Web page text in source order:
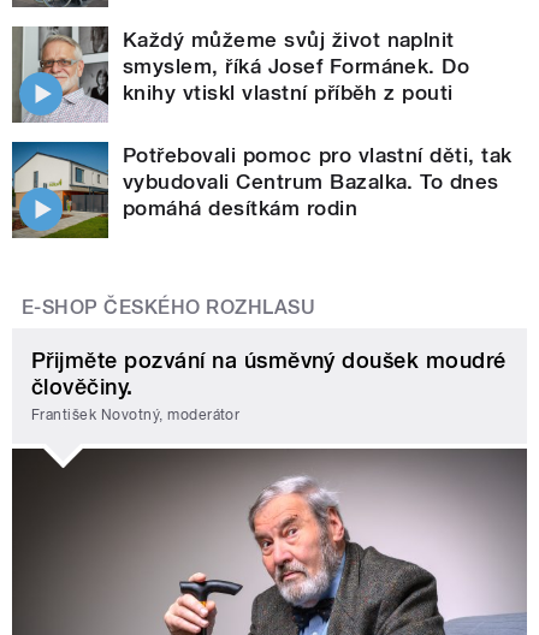
Každý můžeme svůj život naplnit
smyslem, říká Josef Formánek. Do
knihy vtiskl vlastní příběh z pouti
Potřebovali pomoc pro vlastní děti, tak
vybudovali Centrum Bazalka. To dnes
pomáhá desítkám rodin
E-SHOP ČESKÉHO ROZHLASU
Přijměte pozvání na úsměvný doušek moudré
člověčiny.
František Novotný, moderátor